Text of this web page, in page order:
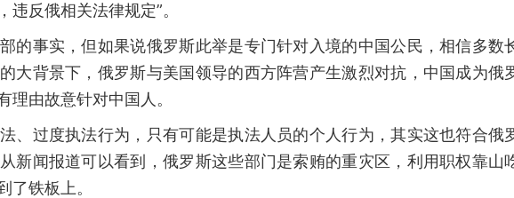
反俄相关法律规定”。
的事实，但如果说俄罗斯此举是专门针对入境的中国公民，相信多数
大背景下，俄罗斯与美国领导的西方阵营产生激烈对抗，中国成为俄
理由故意针对中国人。
、过度执法行为，只有可能是执法人员的个人行为，其实这也符合俄
新闻报道可以看到，俄罗斯这些部门是索贿的重灾区，利用职权靠山
了铁板上。